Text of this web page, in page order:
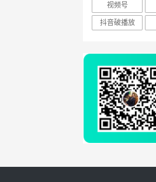
视频号
抖音破播放